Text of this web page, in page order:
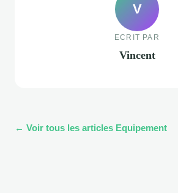
V
ECRIT PAR
Vincent
← Voir tous les articles Equipement